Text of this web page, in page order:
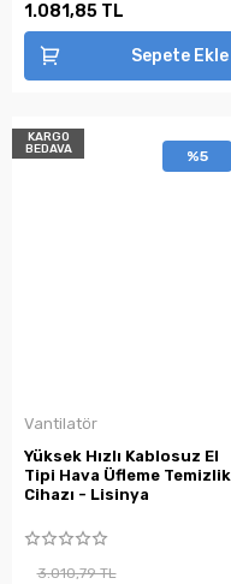
1.081,85 TL
Sepete Ekle
KARGO
BEDAVA
%5
Vantilatör
Yüksek Hızlı Kablosuz El
Tipi Hava Üfleme Temizlik
Cihazı - Lisinya
3.010,79 TL